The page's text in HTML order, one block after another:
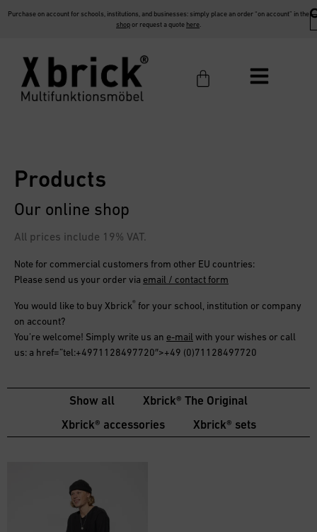
Purchase on account for schools, institutions, and businesses: simply place an order “on account” in the
shopor request a quote here
Note for commercial customers from other EU countries:
Please send us your order via email / contact form
You would like to buy Xbrick® for your school, institution or company
on account?
You’re welcome! Simply write us an e-mail with your wishes or call
us: a href=”tel:+4971128497720″>+49 (0)71128497720
Products
Our online shop
All prices include 19% VAT.
Show all
Xbrick® The Original
Xbrick® accessories
Xbrick® sets